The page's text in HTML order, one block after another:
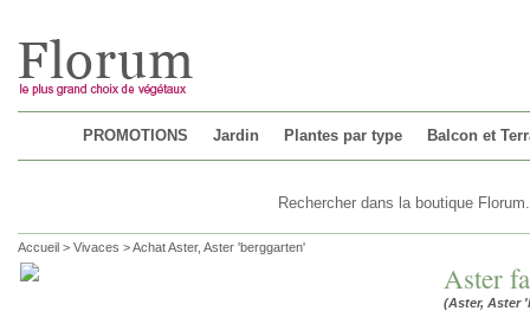
PROMOTIONS Jardin Plantes par type Balcon et
Accueil > Vivaces >Achat Aster, Aster 'berggarten'
Aster
(Aster, Aster